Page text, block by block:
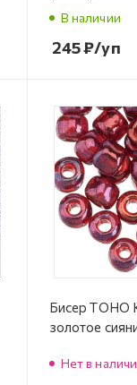
В наличии
245₽/уп
Бисер TOHO
золотое
Нет в